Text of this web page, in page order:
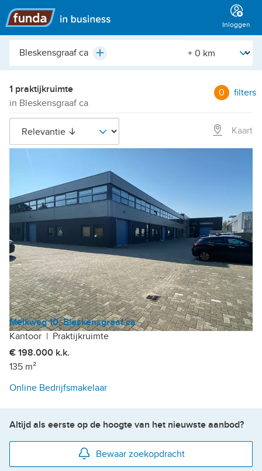
Hoofdmenu
Inloggen
Plaats,
etc.
Plus [Straal]
1 praktijkruimte
in Bleskensgraaf ca
0 filters
Kaart
Melkweg 10, Bleskensgraaf ca
Kantoor | Praktijkruimte
€ 198.000 k.k.
135 m²
Online Bedrijfsmakelaar
Altijd als eerste op de hoogte van het nieuwste aanbod?
Bewaar zoekopdracht